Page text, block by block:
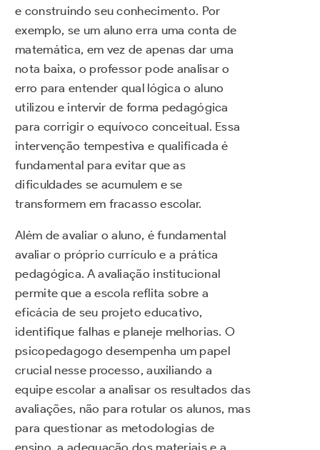
e construindo seu conhecimento. Por
exemplo, se um aluno erra uma conta de
matemática, em vez de apenas dar uma
nota baixa, o professor pode analisar o
erro para entender qual lógica o aluno
utilizou e intervir de forma pedagógica
para corrigir o equívoco conceitual. Essa
intervenção tempestiva e qualificada é
fundamental para evitar que as
dificuldades se acumulem e se
transformem em fracasso escolar.
Além de avaliar o aluno, é fundamental
avaliar o próprio currículo e a prática
pedagógica. A avaliação institucional
permite que a escola reflita sobre a
eficácia de seu projeto educativo,
identifique falhas e planeje melhorias. O
psicopedagogo desempenha um papel
crucial nesse processo, auxiliando a
equipe escolar a analisar os resultados das
avaliações, não para rotular os alunos, mas
para questionar as metodologias de